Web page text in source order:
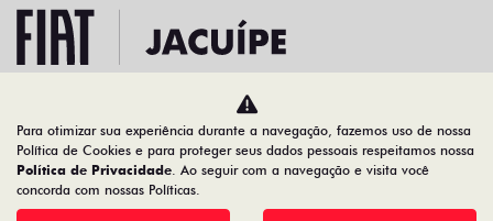
Home VDP: Fiat Argo
Desacelere. Seu bem maior é a vida.
Para otimizar sua experiência durante a navegação, fazemos uso de nossa
Política de Cookies e para proteger seus dados pessoais respeitamos nossa
Política de Privacidade. Ao seguir com a navegação e visita você
concorda com nossas Políticas.